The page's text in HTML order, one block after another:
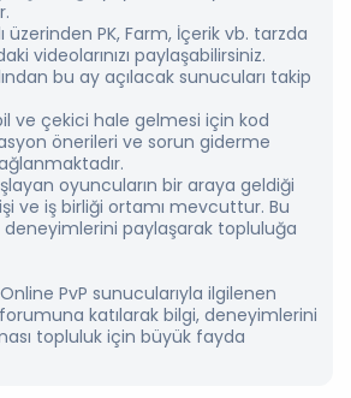
üzerinden PK, Farm, İçerik vb. tarzda
videolarınızı paylaşabilirsiniz.
bu ay açılacak sunucuları takip
ve çekici hale gelmesi için kod
önerileri ve sorun giderme
oyuncuların bir araya geldiği
ve iş birliği ortamı mevcuttur. Bu
paylaşarak topluluğa
PvP sunucularıyla ilgilenen
forumuna katılarak bilgi, deneyimlerini
topluluk için büyük fayda